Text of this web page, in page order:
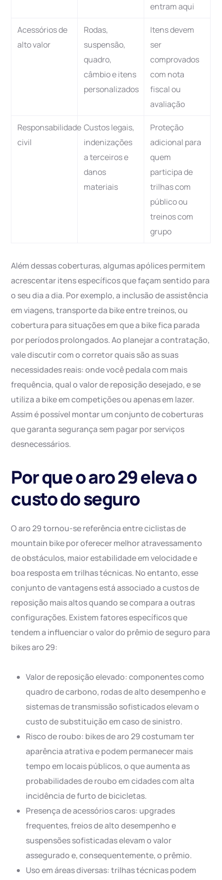
entram aqui
Acessórios de
alto valor
Rodas,
suspensão,
quadro,
câmbio e itens
personalizados
Itens devem
ser
comprovados
com nota
fiscal ou
avaliação
Responsabilidade
civil
Custos legais,
indenizações
a terceiros e
danos
materiais
Proteção
adicional para
quem
participa de
trilhas com
público ou
treinos com
grupo
Além dessas coberturas, algumas apólices permitem
acrescentar itens específicos que façam sentido para
o seu dia a dia. Por exemplo, a inclusão de assistência
em viagens, transporte da bike entre treinos, ou
cobertura para situações em que a bike fica parada
por períodos prolongados. Ao planejar a contratação,
vale discutir com o corretor quais são as suas
necessidades reais: onde você pedala com mais
frequência, qual o valor de reposição desejado, e se
utiliza a bike em competições ou apenas em lazer.
Assim é possível montar um conjunto de coberturas
que garanta segurança sem pagar por serviços
desnecessários.
Por que o aro 29 eleva o
custo do seguro
O aro 29 tornou-se referência entre ciclistas de
mountain bike por oferecer melhor atravessamento
de obstáculos, maior estabilidade em velocidade e
boa resposta em trilhas técnicas. No entanto, esse
conjunto de vantagens está associado a custos de
reposição mais altos quando se compara a outras
configurações. Existem fatores específicos que
tendem a influenciar o valor do prêmio de seguro para
bikes aro 29:
Valor de reposição elevado: componentes como
quadro de carbono, rodas de alto desempenho e
sistemas de transmissão sofisticados elevam o
custo de substituição em caso de sinistro.
Risco de roubo: bikes de aro 29 costumam ter
aparência atrativa e podem permanecer mais
tempo em locais públicos, o que aumenta as
probabilidades de roubo em cidades com alta
incidência de furto de bicicletas.
Presença de acessórios caros: upgrades
frequentes, freios de alto desempenho e
suspensões sofisticadas elevam o valor
assegurado e, consequentemente, o prêmio.
Uso em áreas diversas: trilhas técnicas podem